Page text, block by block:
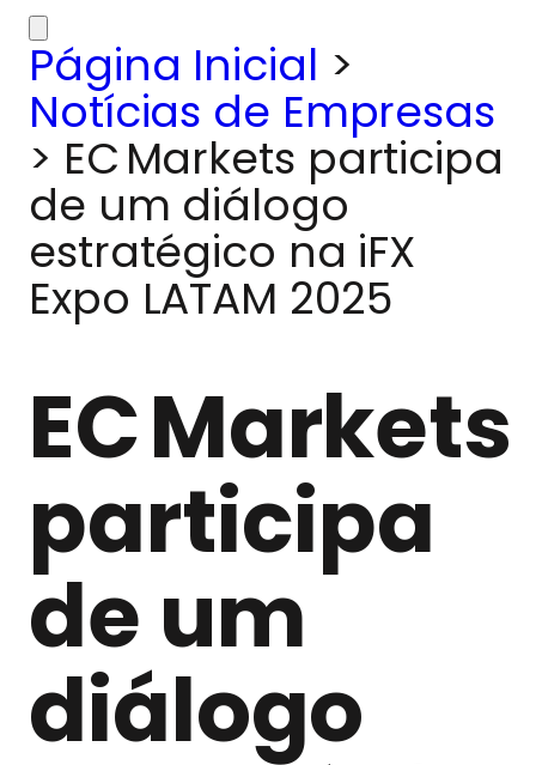
Página Inicial >
Notícias de Empresas
> EC Markets participa
de um diálogo
estratégico na iFX
Expo LATAM 2025
EC Markets
participa
de um
diálogo